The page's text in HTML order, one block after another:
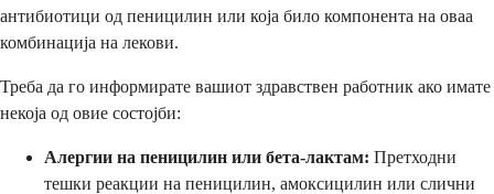
антибиотици од пеницилин или која било компонента на оваа
комбинација на лекови.
Треба да го информирате вашиот здравствен работник ако имате
некоја од овие состојби:
Алергии на пеницилин или бета-лактам: Претходни
тешки реакции на пеницилин, амоксицилин или слични